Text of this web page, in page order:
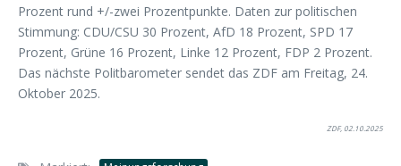
Prozent rund +/-zwei Prozentpunkte. Daten zur politischen
Stimmung: CDU/CSU 30 Prozent, AfD 18 Prozent, SPD 17
Prozent, Grüne 16 Prozent, Linke 12 Prozent, FDP 2 Prozent.
Das nächste Politbarometer sendet das ZDF am Freitag, 24.
Oktober 2025.
ZDF, 02.10.2025